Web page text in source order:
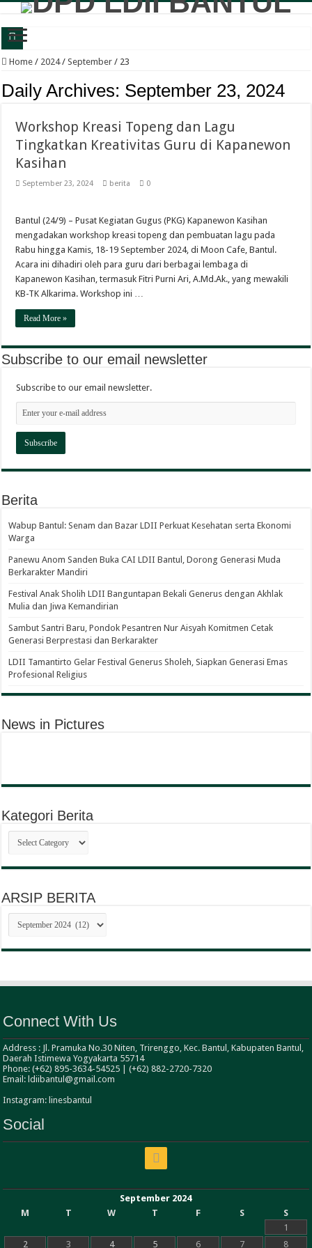
Wabup Bantul: Senam dan Bazar LDII Perkuat Kesehatan serta Ekonomi Warga
Panewu Anom Sanden Buka CAI LDII Bantul, Dorong Generasi Muda
Sambut Santri Baru, Pondok Pesantren Nur Aisyah Komitmen Cetak Generasi
LDII Tamantirto Gelar Festival Generus Sholeh, Siapkan Generasi Emas
Bincang Pelajar Generus, DPD LDII Bantul Bekali Remaja Hadapi Kriminalitas
Healthy Inside Man: Ratusan Generus Putra LDII Bantul Dibekali Pengelolaan
KB TK Alkarima Lepas 21 Siswa, Pendidikan Karakter Jadi Bekal Menuju
Home / 2024 / September / 23
Daily Archives: September 23, 2024
Workshop Kreasi Topeng dan Lagu
Tingkatkan Kreativitas Guru di Kapanewon
Kasihan
September 23, 2024 berita 0
Bantul (24/9) – Pusat Kegiatan Gugus (PKG) Kapanewon Kasihan
mengadakan workshop kreasi topeng dan pembuatan lagu pada
Rabu hingga Kamis, 18-19 September 2024, di Moon Cafe, Bantul.
Acara ini dihadiri oleh para guru dari berbagai lembaga di
Kapanewon Kasihan, termasuk Fitri Purni Ari, A.Md.Ak., yang mewakili
KB-TK Alkarima. Workshop ini …
Read More »
Subscribe to our email newsletter
Subscribe to our email newsletter.
Berita
Wabup Bantul: Senam dan Bazar LDII Perkuat Kesehatan serta Ekonomi
Warga
Panewu Anom Sanden Buka CAI LDII Bantul, Dorong Generasi Muda
Berkarakter Mandiri
Festival Anak Sholih LDII Banguntapan Bekali Generus dengan Akhlak
Mulia dan Jiwa Kemandirian
Sambut Santri Baru, Pondok Pesantren Nur Aisyah Komitmen Cetak
Generasi Berprestasi dan Berkarakter
LDII Tamantirto Gelar Festival Generus Sholeh, Siapkan Generasi Emas
Profesional Religius
News in Pictures
Kategori Berita
Kategori
Berita
ARSIP BERITA
ARSIP
BERITA
Connect With Us
Address : Jl. Pramuka No.30 Niten, Trirenggo, Kec. Bantul, Kabupaten Bantul,
Daerah Istimewa Yogyakarta 55714
Phone: (+62) 895-3634-54525 | (+62) 882-2720-7320
Email: ldiibantul@gmail.com
Instagram: linesbantul
Social
September 2024
M
T W T F S
S
1
2
3 4 5 6 7 8